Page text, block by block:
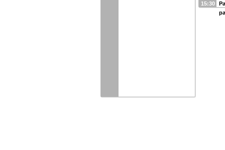
15:30